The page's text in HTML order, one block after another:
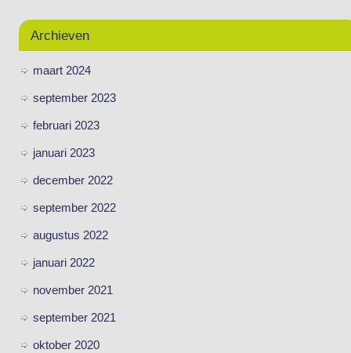
Archieven
maart 2024
september 2023
februari 2023
januari 2023
december 2022
september 2022
augustus 2022
januari 2022
november 2021
september 2021
oktober 2020